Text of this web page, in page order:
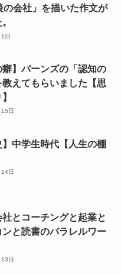
の会社」を描いた作文が
日
癖】バーンズの「認知の
えてもらいました【思
日
】中学生時代【人生の棚
日
とコーチングと起業と
ンと読書のパラレルワー
日